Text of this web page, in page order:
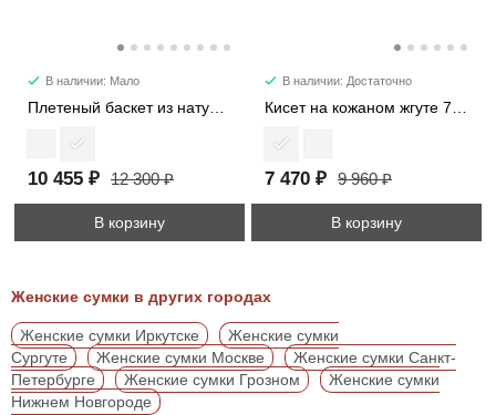
В наличии: Мало
10 455 ₽ 12 300 ₽
В корзину
В наличии: Достаточно
7 470 ₽ 9 960 ₽
В корзину
Женские сумки в других городах
Женские сумки Иркутске
Женские сумки
Сургуте
Женские сумки Москве
Женские сумки Санкт-
Петербурге
Женские сумки Грозном
Женские сумки
Нижнем Новгороде